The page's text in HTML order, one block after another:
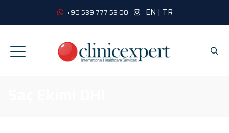
+90 539 777 53 00 EN | TR